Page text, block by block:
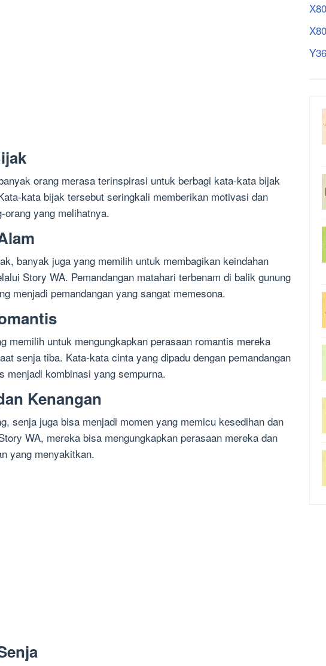
orang merasa terinspirasi untuk berbagi kata-kata bijak
kata bijak tersebut seringkali memberikan motivasi dan
orang yang melihatnya.
banyak juga yang memilih untuk membagikan keindahan
Story WA. Pemandangan matahari terbenam di balik gunung
menjadi pemandangan yang sangat memesona.
memilih untuk mengungkapkan perasaan romantis mereka
senja tiba. Kata-kata cinta yang dipadu dengan pemandangan
menjadi kombinasi yang sempurna.
Kenangan
senja juga bisa menjadi momen yang memicu kesedihan dan
WA, mereka bisa mengungkapkan perasaan mereka dan
yang menyakitkan.
X80
Y36